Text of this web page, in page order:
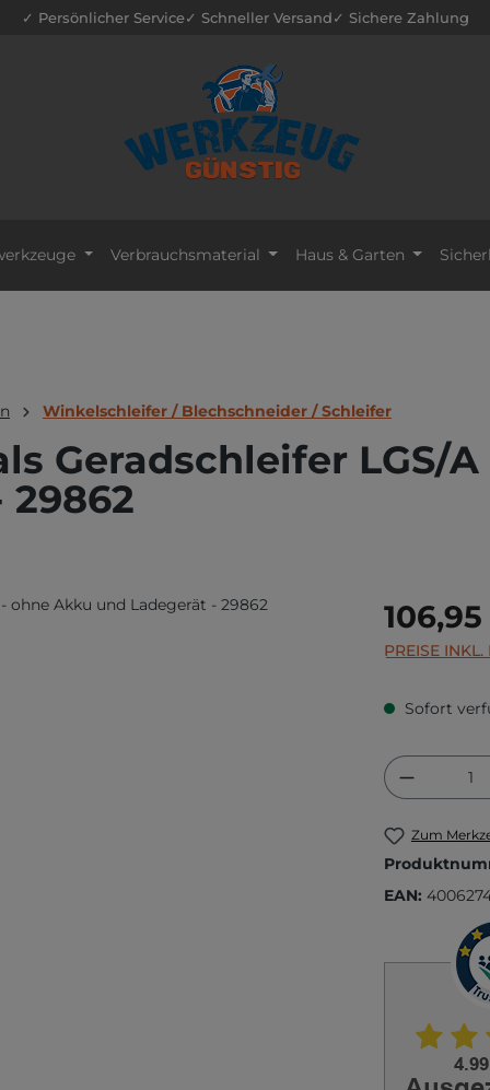
✓ Persönlicher Service✓ Schneller Versand✓ Sichere Zahlung
Verbrauchsmaterial Haus & Garten
Winkelschleifer / Blechschneider / Schleifer
Geradschleifer LGS/
Regulärer
PREISE
Sofort
Zum
EAN: